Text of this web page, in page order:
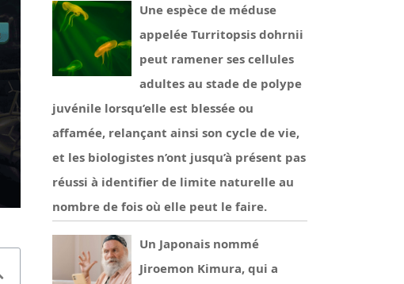
Une espèce de méduse
appelée Turritopsis dohrnii
peut ramener ses cellules
adultes au stade de polype
juvénile lorsqu’elle est blessée ou
affamée, relançant ainsi son cycle de vie,
et les biologistes n’ont jusqu’à présent pas
réussi à identifier de limite naturelle au
nombre de fois où elle peut le faire.
Un Japonais nommé
Jiroemon Kimura, qui a